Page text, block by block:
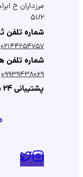
مرزداران خ
۵۱/۲
شماره تلفن ثابت
02144254757
شماره تلفن
09939438069
پشتیبانی 24 ساعته